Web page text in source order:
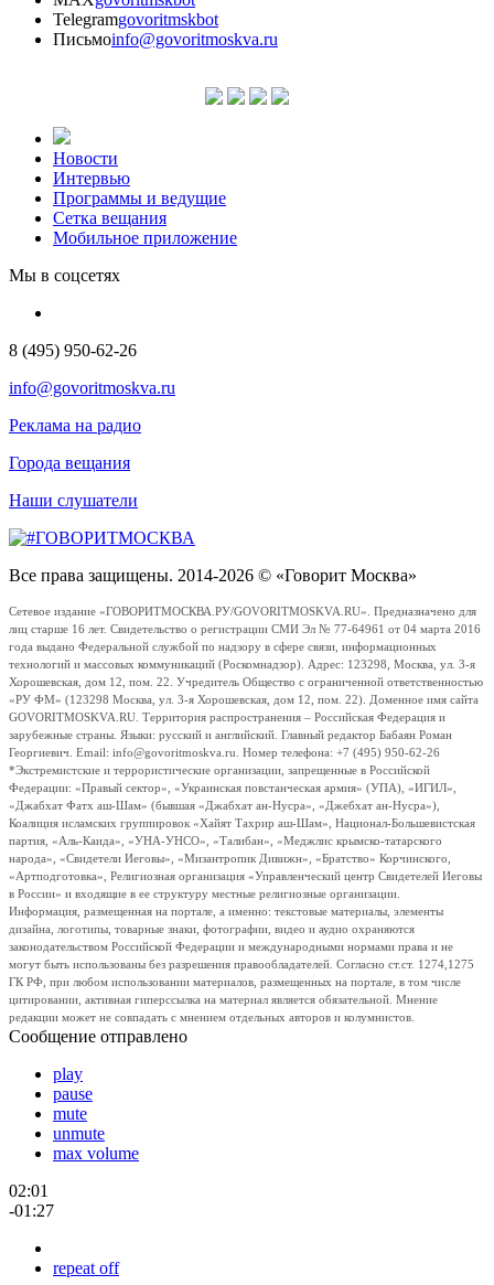
Telegramgovoritmskbot
Письмоinfo@govoritmoskva.ru
Новости
Интервью
Программы и ведущие
Сетка вещания
Мобильное приложение
Мы в соцсетях
8 (495) 950-62-26
info@govoritmoskva.ru
Реклама на радио
Города вещания
Наши слушатели
Все права защищены. 2014-2026 © «Говорит Москва»
Сетевое издание «ГОВОРИТМОСКВА.РУ/GOVORITMOSKVA.RU». Предназначено для
лиц старше 16 лет. Свидетельство о регистрации СМИ Эл № 77-64961 от 04 марта 2016
года выдано Федеральной службой по надзору в сфере связи, информационных
технологий и массовых коммуникаций (Роскомнадзор). Адрес: 123298, Москва, ул. 3-я
Хорошевская, дом 12, пом. 22. Учредитель Общество с ограниченной ответственностью
«РУ ФМ» (123298 Москва, ул. 3-я Хорошевская, дом 12, пом. 22). Доменное имя сайта
GOVORITMOSKVA.RU. Территория распространения – Российская Федерация и
зарубежные страны. Языки: русский и английский. Главный редактор Бабаян Роман
Георгиевич. Email: info@govoritmoskva.ru. Номер телефона: +7 (495) 950-62-26
*Экстремистские и террористические организации, запрещенные в Российской
Федерации: «Правый сектор», «Украинская повстанческая армия» (УПА), «ИГИЛ»,
«Джабхат Фатх аш-Шам» (бывшая «Джабхат ан-Нусра», «Джебхат ан-Нусра»),
Коалиция исламских группировок «Хайят Тахрир аш-Шам», Национал-Большевистская
партия, «Аль-Каида», «УНА-УНСО», «Талибан», «Меджлис крымско-татарского
народа», «Свидетели Иеговы», «Мизантропик Дивижн», «Братство» Корчинского,
«Артподготовка», Религиозная организация «Управленческий центр Свидетелей Иеговы
в России» и входящие в ее структуру местные религиозные организации.
Информация, размещенная на портале, а именно: текстовые материалы, элементы
дизайна, логотипы, товарные знаки, фотографии, видео и аудио охраняются
законодательством Российской Федерации и международными нормами права и не
могут быть использованы без разрешения правообладателей. Согласно ст.ст. 1274,1275
ГК РФ, при любом использовании материалов, размещенных на портале, в том числе
цитировании, активная гиперссылка на материал является обязательной. Мнение
редакции может не совпадать с мнением отдельных авторов и колумнистов.
Сообщение отправлено
play
pause
mute
unmute
max volume
02:01
-01:27
repeat off